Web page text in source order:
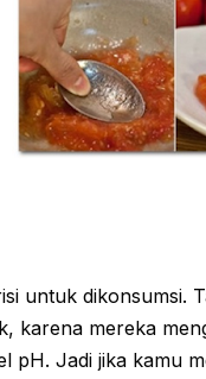
untuk dikonsumsi.
karena mereka
pH. Jadi jika kamu